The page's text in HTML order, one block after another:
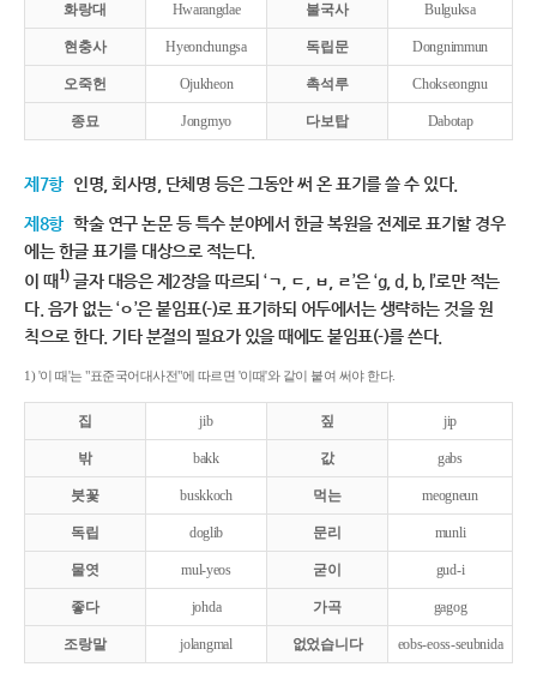
화랑대 Hwarangdae 불국사 Bulguksa
현충사 Hyeonchungsa 독립문 Dongnimmun
오죽헌 Ojukheon 촉석루 Chokseongnu
종묘 Jongmyo 다보탑 Dabotap
제7항 인명, 회사명, 단체명 등은 그동안 써 온 표기를 쓸 수 있다.
제8항 학술 연구 논문 등 특수 분야에서 한글 복원을 전제로 표기할 경우
에는 한글 표기를 대상으로 적는다.
이 때1)글자 대응은 제2장을 따르되 ‘ㄱ, ㄷ, ㅂ, ㄹ’은 ‘g, d, b, l’로만 적는
다. 음가 없는 ‘ㅇ’은 붙임표(-)로 표기하되 어두에서는 생략하는 것을 원
칙으로 한다. 기타 분절의 필요가 있을 때에도 붙임표(-)를 쓴다.
1) '이 때'는 "표준국어대사전"에 따르면 '이때'와 같이 붙여 써야 한다.
집 jib 짚 jip
밖 bakk 값 gabs
붓꽃 buskkoch 먹는 meogneun
독립 doglib 문리 munli
물엿 mul-yeos 굳이 gud-i
좋다 johda 가곡 gagog
조랑말 jolangmal 없었습니다 eobs-eoss-seubnida